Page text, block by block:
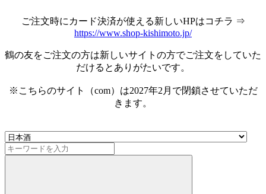
ご注文時にカード決済が使える新しいHPはコチラ ⇒
https://www.shop-kishimoto.jp/
鶴の友をご注文の方は新しいサイトの方でご注文をしていた
だけるとありがたいです。
※こちらのサイト（com）は2027年2月で閉鎖させていただ
きます。